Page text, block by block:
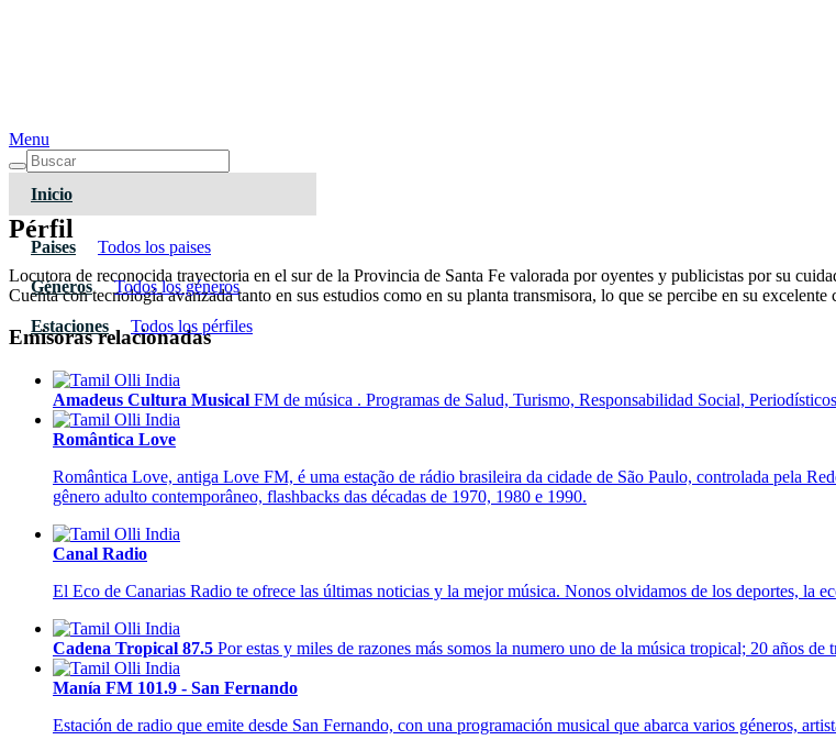
Menu
Inicio
Paises Todos los paises
Géneros Todos los géneros
Estaciones Todos los pérfiles
Pérfil
Locutora de reconocida trayectoria en el sur de la Provincia de Santa Fe valorada por oyentes y publicistas por su
Cuenta con tecnología avanzada tanto en sus estudios como en su planta transmisora, lo que se percibe en su excelente
Emisoras relacionadas
Amadeus Cultura Musical FM de música . Programas de Salud, Turismo, Responsabilidad Social,
Romântica Love
Romântica Love, antiga Love FM, é uma estação de rádio brasileira da cidade de São Paulo, controlada pela
gênero adulto contemporâneo, flashbacks das décadas de 1970, 1980 e 1990.
Canal Radio
El Eco de Canarias Radio te ofrece las últimas noticias y la mejor música. Nonos olvidamos de los deportes, la
Cadena Tropical 87.5 Por estas y miles de razones más somos la numero uno de la música tropical; 20 años
Manía FM 101.9 - San Fernando
Estación de radio que emite desde San Fernando, con una programación musical que abarca varios géneros,